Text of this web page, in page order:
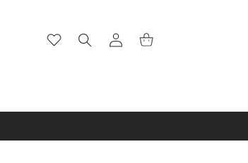
Wishlist Connexion Panier